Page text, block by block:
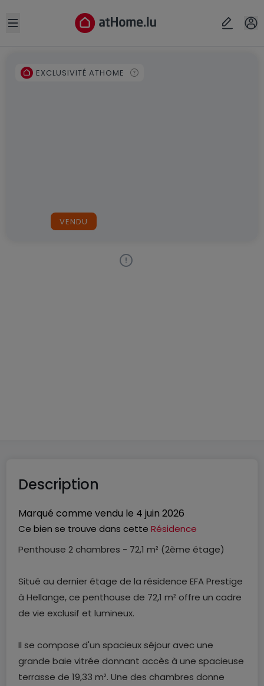
Open sidebar
EXCLUSIVITÉ ATHOME
VENDU
Description
Marqué comme vendu le 4 juin 2026
Ce bien se trouve dans cette Résidence
Penthouse 2 chambres - 72,1 m² (2ème étage)
Situé au dernier étage de la résidence EFA Prestige
à Hellange, ce penthouse de 72,1 m² offre un cadre
de vie exclusif et lumineux.
Il se compose d'un spacieux séjour avec une
grande baie vitrée donnant accès à une spacieuse
terrasse de 19,33 m². Une des chambres donne